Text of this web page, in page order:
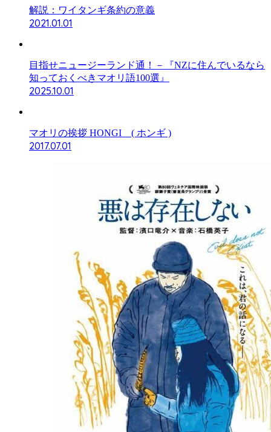
解説：ワイタンギ条約の意義
2021.01.01
目指せニュージーランド通！－『NZに住んでいるなら
知っておくべきマオリ語100選』
2025.10.01
マオリの挨拶 HONGI ( ホンギ )
2017.07.01